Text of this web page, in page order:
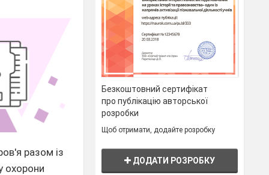
разом із
охорони
Безкоштовний сертифікат
про публікацію авторської
розробки
Щоб отримати, додайте розробку
ДОДАТИ РОЗРОБКУ